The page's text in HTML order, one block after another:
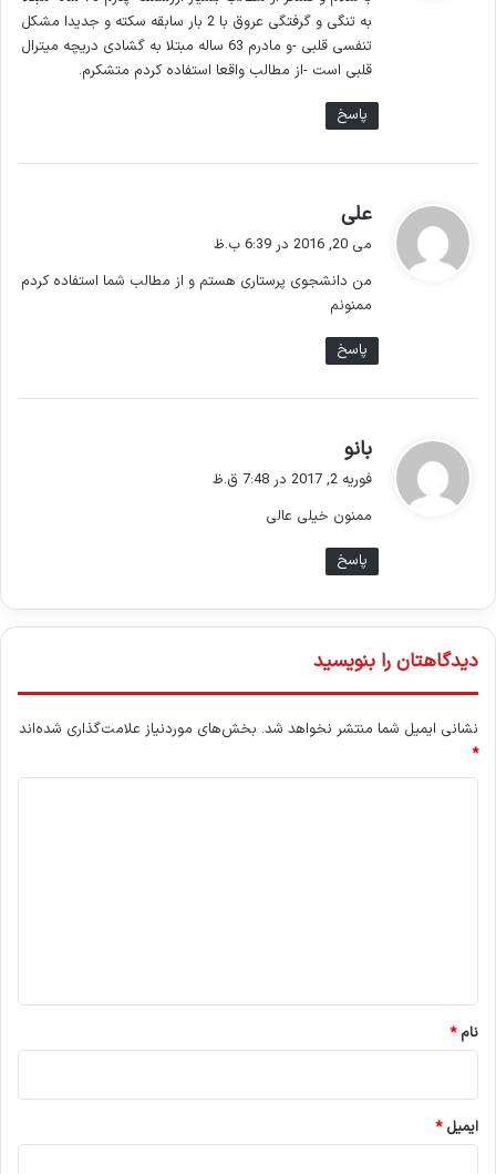
به تنگی و گرفتگی عروق با 2 بار سابقه سکته و جدیدا مشکل
تنفسی قلبی -و مادرم 63 ساله مبتلا به گشادی دریچه میترال
قلبی است -از مطالب واقعا استفاده کردم متشکرم.
پاسخ
علی
ف
:
می 20, 2016 در 6:39 ب.ظ
من دانشجوی پرستاری هستم و از مطالب شما استفاده کردم
ممنونم
پاسخ
بانو
:
فوریه 2, 2017 در 7:48 ق.ظ
ممنون خیلی عالی
پاسخ
دیدگاهتان را بنویسید
نشانی ایمیل شما منتشر نخواهد شد. بخش‌های موردنیاز علامت‌گذاری شده‌اند
*
نام*
ایمیل*